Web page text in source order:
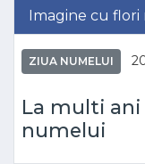
Imagine cu
ZIUA NUMELUI
La multi ani
numelui